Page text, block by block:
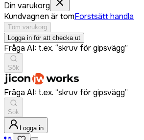
Din varukorg
Kundvagnen är tomForstsätt handla
Töm varukorg
Logga in för att checka ut
Fråga AI: t.ex. “skruv för gipsvägg”
Sök
Fråga AI: t.ex. “skruv för gipsvägg”
Sök
Logga in